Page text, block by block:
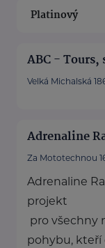
Platinový
ABC - Tours,
Velká Michalská
Adrenaline
Za Mototechnou
Adrenaline
projekt
pro všechny
pohybu, kteří